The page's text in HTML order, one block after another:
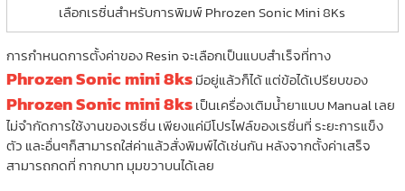
เลือกเรซิ่นสำหรับการพิมพ์ Phrozen Sonic Mini 8Ks
การกำหนดการตั้งค่าของ Resin จะเลือกเป็นแบบสำเร็จที่ทาง
Phrozen Sonic mini 8ksมีอยู่แล้วก็ได้ แต่ข้อได้เปรียบของ
Phrozen Sonic mini 8ksเป็นเครื่องเติมน้ำยาแบบ Manual เลย
ไม่จำกัดการใช้งานของเรซิ่น เพียงแค่มีโปรไฟล์ของเรซิ่นที่ ระยะการแข็ง
ตัว และอื่นๆก็สามารถใส่ค่าแล้วสั่งพิมพ์ได้เช่นกัน หลังจากตั้งค่าเสร็จ
สามารถกดที่ กากบาท มุมขวาบนได้เลย